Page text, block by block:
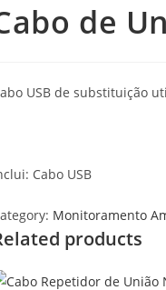
de
USB de substituição
Cabo USB
Monitoramento
products